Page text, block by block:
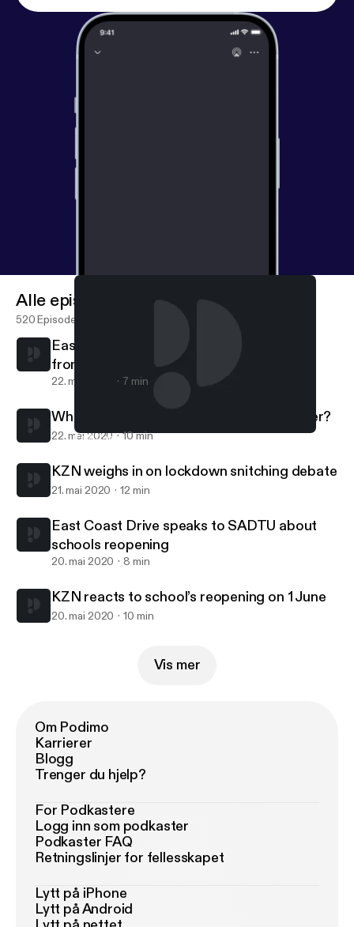
East Coast Drive speaks to J'Something from Mi Casa…
Alle episoder
520 Episoder
East Coast Drive speaks to J'Something
from Mi Casa…
22. mai 2020 7 min
What is your most embarrassing injury ever?
22. mai 2020 10 min
KZN weighs in on lockdown snitching debate
21. mai 2020 12 min
East Coast Drive speaks to SADTU about
schools reopening
20. mai 2020 8 min
KZN reacts to school’s reopening on 1 June
20. mai 2020 10 min
Vis mer
Om Podimo
Karrierer
Blogg
Trenger du hjelp?
For Podkastere
Logg inn som podkaster
Podkaster FAQ
Retningslinjer for fellesskapet
Lytt på iPhone
Lytt på Android